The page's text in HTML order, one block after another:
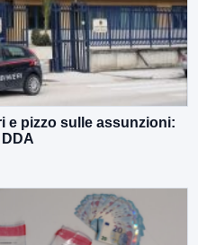
e pizzo sulle assunzioni: